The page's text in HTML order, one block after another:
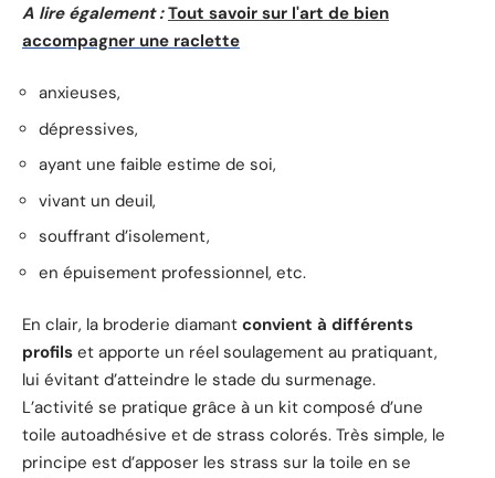
A lire également : Tout savoir sur l'art de bien
accompagner une raclette
anxieuses,
dépressives,
ayant une faible estime de soi,
vivant un deuil,
souffrant d’isolement,
en épuisement professionnel, etc.
En clair, la broderie diamant convient à différents
profils et apporte un réel soulagement au pratiquant,
lui évitant d’atteindre le stade du surmenage.
L’activité se pratique grâce à un kit composé d’une
toile autoadhésive et de strass colorés. Très simple, le
principe est d’apposer les strass sur la toile en se